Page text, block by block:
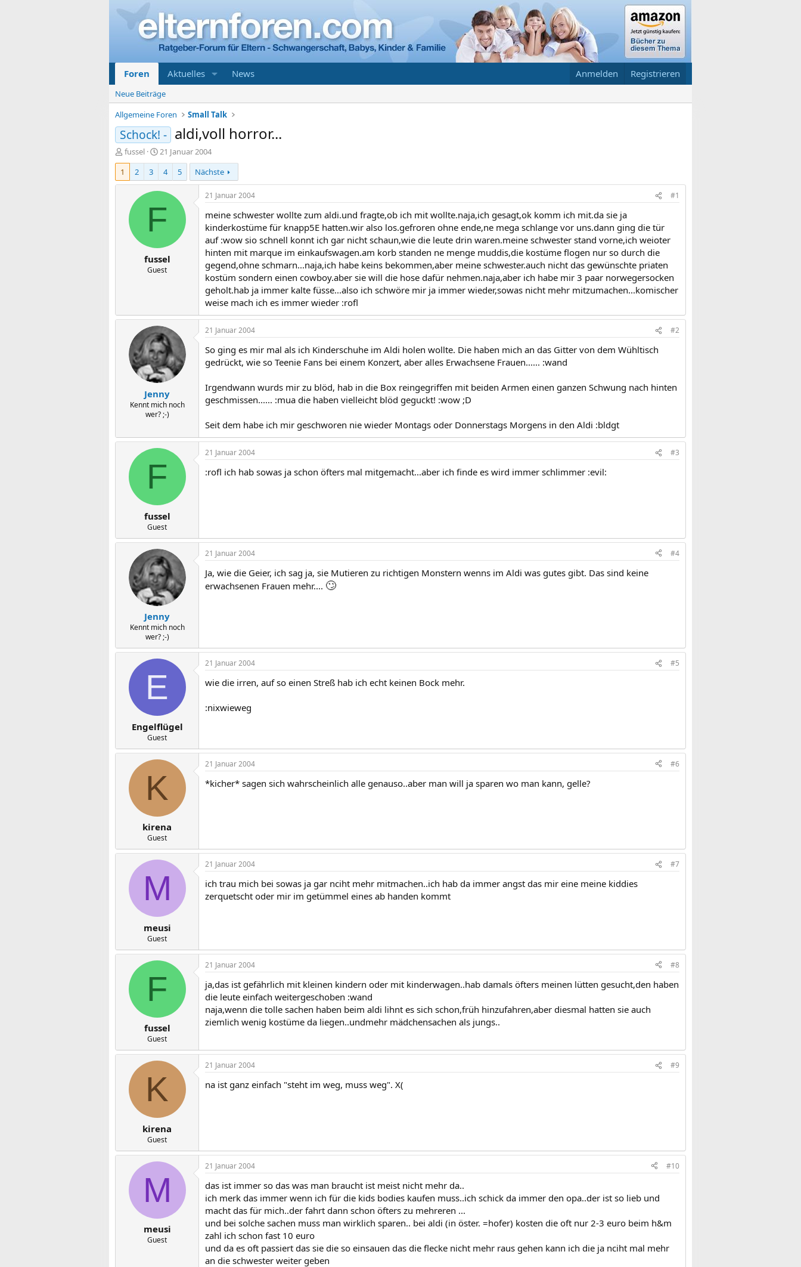
Foren Aktuelles News Anmelden Registrieren
Neue Beiträge
Allgemeine Foren
Small Talk
Schock! - aldi,voll horror...
E
r
t
fussel
E
r
t
e
m
21 Januar 2004
1
2 3 4 5 Nächste
F
fussel
Guest
21 Januar 2004 #1
meine schwester wollte zum aldi.und fragte,ob ich mit wollte.naja,ich gesagt,ok komm ich mit.da sie ja
kinderkostüme für knapp5E hatten.wir also los.gefroren ohne ende,ne mega schlange vor uns.dann ging die tür
auf :wow sio schnell konnt ich gar nicht schaun,wie die leute drin waren.meine schwester stand vorne,ich weioter
hinten mit marque im einkaufswagen.am korb standen ne menge muddis,die kostüme flogen nur so durch die
gegend,ohne schmarn...naja,ich habe keins bekommen,aber meine schwester.auch nicht das gewünschte priaten
kostüm sondern einen cowboy.aber sie will die hose dafür nehmen.naja,aber ich habe mir 3 paar norwegersocken
geholt.hab ja immer kalte füsse...also ich schwöre mir ja immer wieder,sowas nicht mehr mitzumachen...komischer
weise mach ich es immer wieder :rofl
Jenny
Kennt mich noch
wer? ;-)
21 Januar 2004 #2
So ging es mir mal als ich Kinderschuhe im Aldi holen wollte. Die haben mich an das Gitter von dem Wühltisch
gedrückt, wie so Teenie Fans bei einem Konzert, aber alles Erwachsene Frauen...... :wand
Irgendwann wurds mir zu blöd, hab in die Box reingegriffen mit beiden Armen einen ganzen Schwung nach hinten
geschmissen...... :mua die haben vielleicht blöd geguckt! :wow ;D
Seit dem habe ich mir geschworen nie wieder Montags oder Donnerstags Morgens in den Aldi :bldgt
F
fussel
Guest
21 Januar 2004 #3
:rofl ich hab sowas ja schon öfters mal mitgemacht...aber ich finde es wird immer schlimmer :evil:
Jenny
Kennt mich noch
wer? ;-)
21 Januar 2004 #4
Ja, wie die Geier, ich sag ja, sie Mutieren zu richtigen Monstern wenns im Aldi was gutes gibt. Das sind keine
erwachsenen Frauen mehr.... 🙄
E
Engelflügel
Guest
21 Januar 2004 #5
wie die irren, auf so einen Streß hab ich echt keinen Bock mehr.
:nixwieweg
K
kirena
Guest
21 Januar 2004 #6
*kicher* sagen sich wahrscheinlich alle genauso..aber man will ja sparen wo man kann, gelle?
M
meusi
Guest
21 Januar 2004 #7
ich trau mich bei sowas ja gar nciht mehr mitmachen..ich hab da immer angst das mir eine meine kiddies
zerquetscht oder mir im getümmel eines ab handen kommt
F
fussel
Guest
21 Januar 2004 #8
ja,das ist gefährlich mit kleinen kindern oder mit kinderwagen..hab damals öfters meinen lütten gesucht,den haben
die leute einfach weitergeschoben :wand
naja,wenn die tolle sachen haben beim aldi lihnt es sich schon,früh hinzufahren,aber diesmal hatten sie auch
ziemlich wenig kostüme da liegen..undmehr mädchensachen als jungs..
K
kirena
Guest
21 Januar 2004 #9
na ist ganz einfach "steht im weg, muss weg". X(
M
meusi
Guest
21 Januar 2004 #10
das ist immer so das was man braucht ist meist nicht mehr da..
ich merk das immer wenn ich für die kids bodies kaufen muss..ich schick da immer den opa..der ist so lieb und
macht das für mich..der fahrt dann schon öfters zu mehreren ...
und bei solche sachen muss man wirklich sparen.. bei aldi (in öster. =hofer) kosten die oft nur 2-3 euro beim h&m
zahl ich schon fast 10 euro
und da es oft passiert das sie die so einsauen das die flecke nicht mehr raus gehen kann ich die ja nciht mal mehr
an die schwester weiter geben